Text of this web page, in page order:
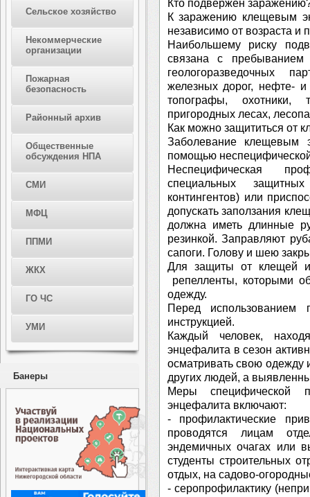
Сельское хозяйство
Некоммерческие
организации
Пожарная
безопасность
Районный архив
Общественные
обсуждения НПА
СМИ
МФЦ
ППМИ
ЖКХ
ГО ЧС
УМИ
Банеры
Кто подвержен
К заражению клещевым
независимо от возраста и
Наибольшему риску
связана с
геологоразведочных
железных дорог, нефте- и
топографы, охотники,
пригородных лесах,
Как можно защититься от
Заболевание клещевым
помощью
Неспецифическая
специальных
контингентов) или
допускать заползания
должна иметь длинные
резинкой. Заправляют
сапоги. Голову и шею
Для защиты от клещей
репелленты, которыми
одежду.
Перед использованием
инструкцией.
Каждый человек,
энцефалита в сезон
осматривать свою одежду
других людей, а
Меры специфической
энцефалита включают:
- профилактические
проводятся лицам
эндемичных очагах или
студенты строительных
отдых, на садово-
- серопрофилактику